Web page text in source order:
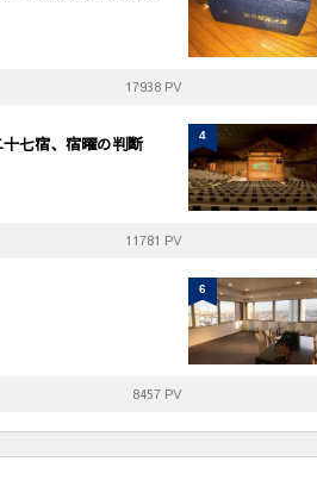
17938 PV
七宿、宿曜の判断
11781 PV
4
8457 PV
6